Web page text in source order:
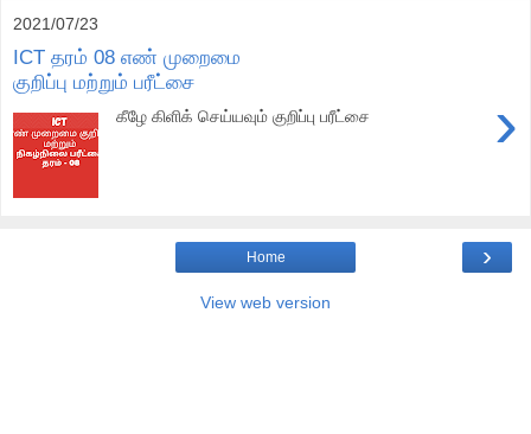
2021/07/23
ICT தரம் 08 எண் முறைமை
குறிப்பு மற்றும் பரீட்சை
›
கீழே கிளிக் செய்யவும் குறிப்பு பரீட்சை
›
Home
View web version